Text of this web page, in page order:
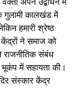
गुलामी कालखंड में
हमारी श्रेष्ठ
केंद्रों ने समाज को
राजनीतिक संबंध
में सहायता की।
संस्कार केंद्र